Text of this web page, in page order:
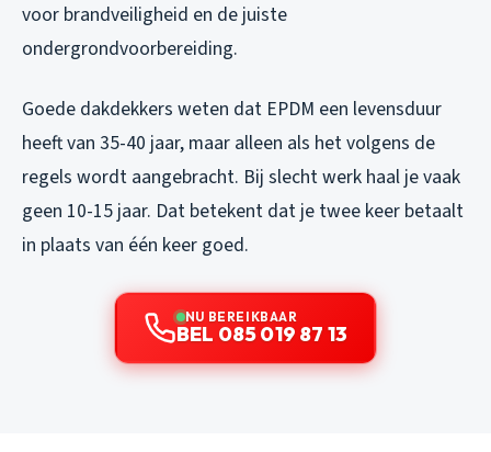
voor brandveiligheid en de juiste
ondergrondvoorbereiding.
Goede dakdekkers weten dat EPDM een levensduur
heeft van 35-40 jaar, maar alleen als het volgens de
regels wordt aangebracht. Bij slecht werk haal je vaak
geen 10-15 jaar. Dat betekent dat je twee keer betaalt
in plaats van één keer goed.
NU BEREIKBAAR
BEL 085 019 87 13